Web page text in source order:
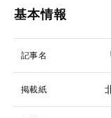
基本情報
記事名
掲載紙